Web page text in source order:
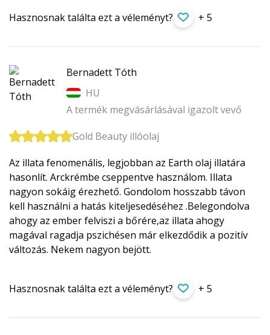
Hasznosnak találta ezt a véleményt? + 5
Bernadett Tóth
HU
A termék megvásárlásával igazolt vevő
Gold Beauty illóolaj
Az illata fenomenális, legjobban az Earth olaj illatára
hasonlít. Arckrémbe cseppentve használom. Illata
nagyon sokáig érezhető. Gondolom hosszabb távon
kell használni a hatás kiteljesedéséhez .Belegondolva
ahogy az ember felviszi a bőrére,az illata ahogy
magával ragadja pszichésen már elkezdődik a pozitív
változás. Nekem nagyon bejött.
Hasznosnak találta ezt a véleményt? + 5